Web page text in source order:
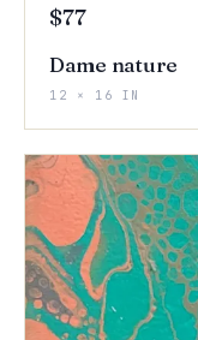
$77
Dame nature
12 × 16 IN